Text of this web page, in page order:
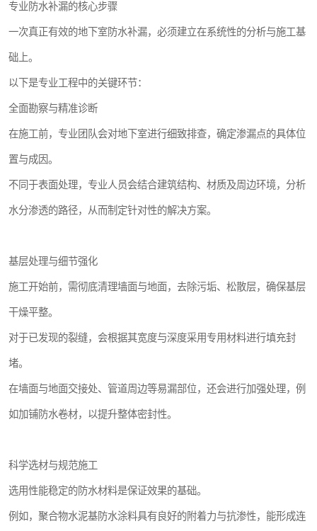
专业防水补漏的核心步骤
一次真正有效的地下室防水补漏，必须建立在系统性的分析与施工基
础上。
以下是专业工程中的关键环节：
全面勘察与精准诊断
在施工前，专业团队会对地下室进行细致排查，确定渗漏点的具体位
置与成因。
不同于表面处理，专业人员会结合建筑结构、材质及周边环境，分析
水分渗透的路径，从而制定针对性的解决方案。
基层处理与细节强化
施工开始前，需彻底清理墙面与地面，去除污垢、松散层，确保基层
干燥平整。
对于已发现的裂缝，会根据其宽度与深度采用专用材料进行填充封
堵。
在墙面与地面交接处、管道周边等易漏部位，还会进行加强处理，例
如加铺防水卷材，以提升整体密封性。
科学选材与规范施工
选用性能稳定的防水材料是保证效果的基础。
例如，聚合物水泥基防水涂料具有良好的附着力与抗渗性，能形成连